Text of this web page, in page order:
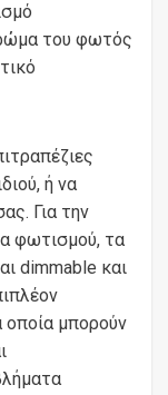
του φωτός
ή να
Για την
φωτισμού, τα
dimmable και
οποία μπορούν